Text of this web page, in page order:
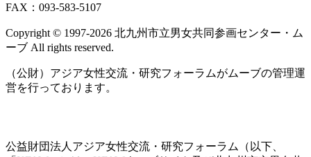
FAX：093‐583‐5107
Copyright © 1997‐2026 北九州市立男女共同参画センター・ム
ーブ All rights reserved.
（公財）アジア女性交流・研究フォーラムがムーブの管理運
営を行っております。
公益財団法人アジア女性交流・研究フォーラム（以下、